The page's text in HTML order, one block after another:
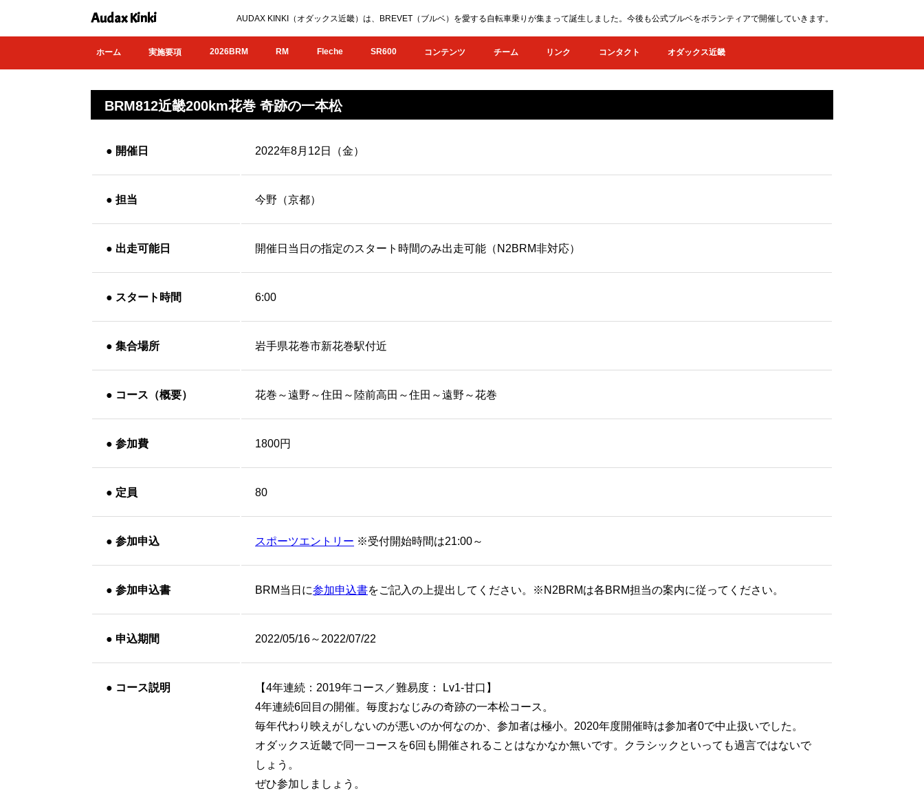
Audax Kinki AUDAX KINKI（オダックス近畿）は、BREVET（ブルベ）を愛する自転車乗りが集まって誕生しました。今後も公式ブルベをボランティアで開催していきます。
ホーム 実施要項 2026BRM RM Fleche SR600 コンテンツ チーム リンク コンタクト オダックス近畿
BRM812近畿200km花巻 奇跡の一本松
● 開催日 2022年8月12日（金）
● 担当 今野（京都）
● 出走可能日 開催日当日の指定のスタート時間のみ出走可能（N2BRM非対応）
● スタート時間 6:00
● 集合場所 岩手県花巻市新花巻駅付近
● コース（概要） 花巻～遠野～住田～陸前高田～住田～遠野～花巻
● 参加費 1800円
● 定員 80
● 参加申込 スポーツエントリー ※受付開始時間は21:00～
● 参加申込書 BRM当日に参加申込書をご記入の上提出してください。※N2BRMは各BRM担当の案内に従ってください。
● 申込期間 2022/05/16～2022/07/22
● コース説明
【4年連続：2019年コース／難易度： Lv1-甘口】
4年連続6回目の開催。毎度おなじみの奇跡の一本松コース。
毎年代わり映えがしないのが悪いのか何なのか、参加者は極小。2020年度開催時は参加者0で中止扱いでした。
オダックス近畿で同一コースを6回も開催されることはなかなか無いです。クラシックといっても過言ではないで
しょう。
ぜひ参加しましょう。